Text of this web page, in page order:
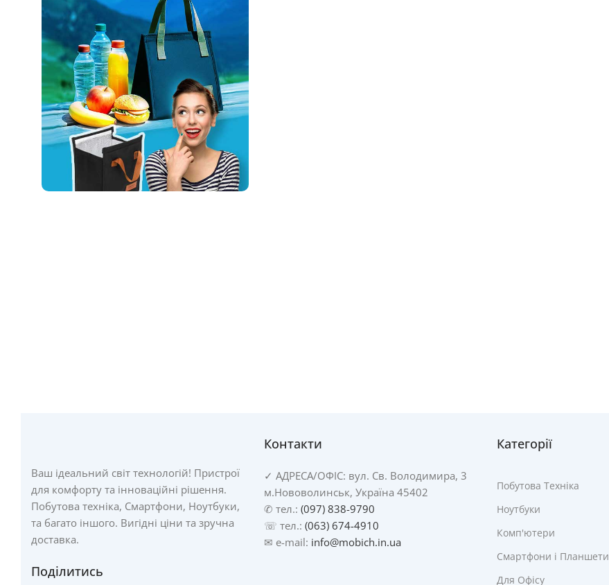
Ваш ідеальний світ технологій! Пристрої
для комфорту та інноваційні рішення.
Побутова техніка, Смартфони, Ноутбуки,
та багато іншого. Вигідні ціни та зручна
доставка.
Поділитись
Контакти
✓ АДРЕСА/ОФІС: вул. Св. Володимира, 3
м.Нововолинськ, Україна 45402
✆ тел.: (097) 838-9790
☏ тел.: (063) 674-4910
✉ e-mail: info@mobich.in.ua
Категорії
Побутова Техніка
Ноутбуки
Комп'ютери
Смартфони і Планшети
Для Офісу